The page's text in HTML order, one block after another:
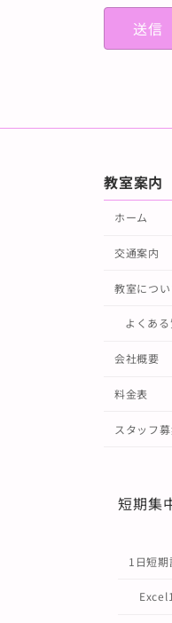
教室案内
ホーム
交通案内
教室につ
よくあ
会社概要
料金表
スタッフ
短期集
1日短期